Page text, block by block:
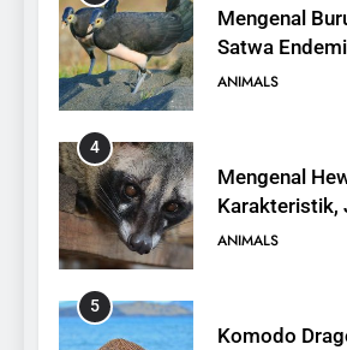
Mengenal
Satwa
yang
ANIMALS
4
Mengenal
Karakteristik,
Peran dalam
ANIMALS
5
Komodo